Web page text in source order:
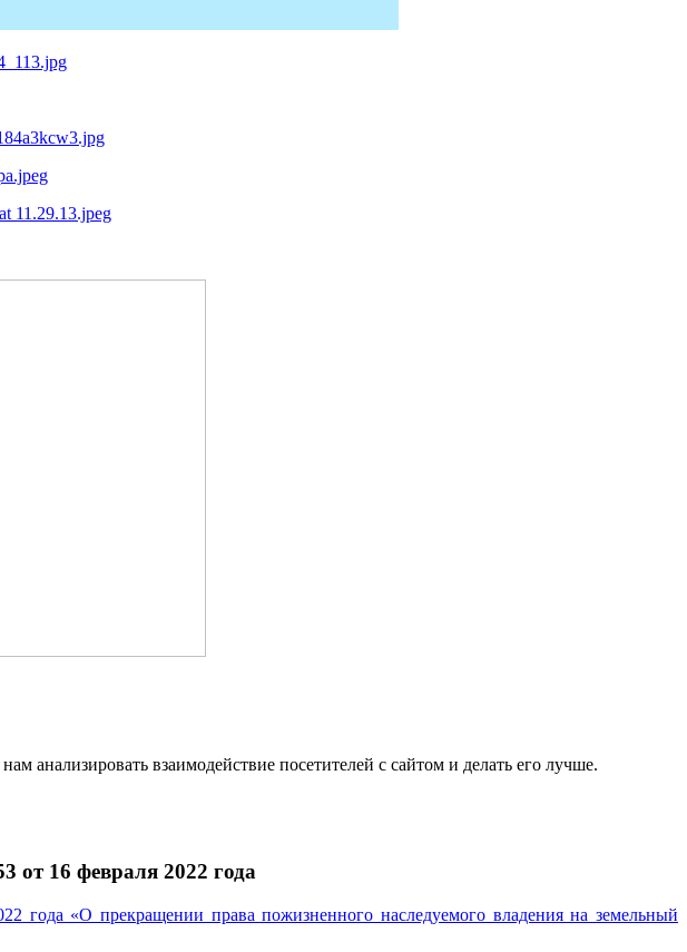
анализировать взаимодействие посетителей с сайтом и делать его лучше.
от 16 февраля 2022 года
года «О прекращении права пожизненного наследуемого владения на земельный